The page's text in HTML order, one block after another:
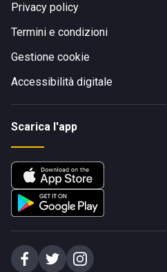
Privacy policy
Termini e condizioni
Gestione cookie
Accessibilità digitale
Scarica l'app